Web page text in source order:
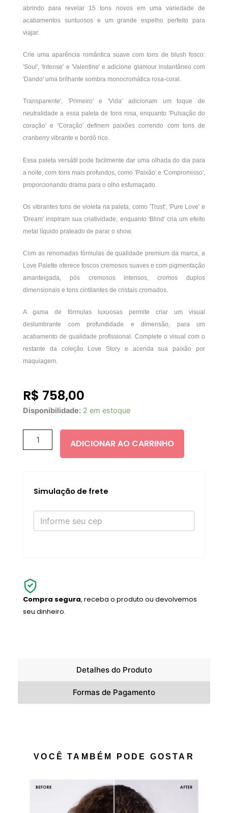
abrindo para revelar 15 tons novos em uma variedade de
acabamentos suntuosos e um grande espelho perfeito para
viajar.
Crie uma aparência romântica suave com tons de blush fosco:
'Soul', 'Intense' e 'Valentine' e adicione glamour instantâneo com
'Dando' uma brilhante sombra monocromática rosa-coral.
Transparente', 'Primeiro' e 'Vida' adicionam um toque de
neutralidade a essa paleta de tons rosa, enquanto 'Pulsação do
coração' e 'Coração' definem paixões correndo com tons de
cranberry vibrante e bordô rico.
Essa paleta versátil pode facilmente dar uma olhada do dia para
a noite, com tons mais profundos, como 'Paixão' e 'Compromisso',
proporcionando drama para o olho esfumaçado.
Os vibrantes tons de violeta na paleta, como 'Trust', 'Pure Love' e
'Dream' inspiram sua criatividade, enquanto 'Blind' cria um efeito
metal líquido prateado de parar o show.
Com as renomadas fórmulas de qualidade premium da marca, a
Love Palette oferece foscos cremosos suaves e com pigmentação
amanteigada, pós cremosos intensos, cromos duplos
dimensionais e tons cintilantes de cristais cromados.
A gama de fórmulas luxuosas permite criar um visual
deslumbrante com profundidade e dimensão, para um
acabamento de qualidade profissional. Complete o visual com o
restante da coleção Love Story e acenda sua paixão por
maquiagem.
R$ 758,00
Disponibilidade: 2 em estoque
Natasha
Love
Eyeshadow
Palette
quantidade
ADICIONAR AO CARRINHO
Simulação de frete
Compra segura, receba o produto ou devolvemos
seu dinheiro.
Detalhes do Produto
Formas de Pagamento
VOCÊ TAMBÉM PODE GOSTAR